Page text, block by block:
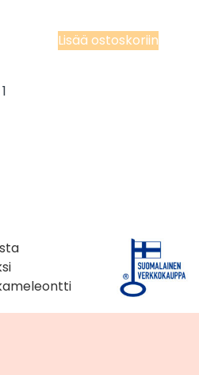
Lisää ostoskoriin